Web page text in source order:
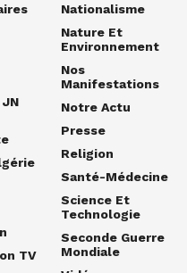
TV
Nationalisme
Nature Et
Environnement
Nos
Manifestations
Notre Actu
Presse
Religion
Santé-Médecine
Science Et
Technologie
Seconde Guerre
Mondiale